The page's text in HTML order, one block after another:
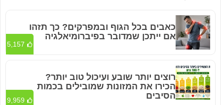
כאבים בכל הגוף ובמפרקים? כך תזהו
אם ייתכן שמדובר בפיברומיאלגיה
5,157
רוצים יותר שובע ועיכול טוב יותר?
הכירו את המזונות שמובילים בכמות
הסיבים
9,959